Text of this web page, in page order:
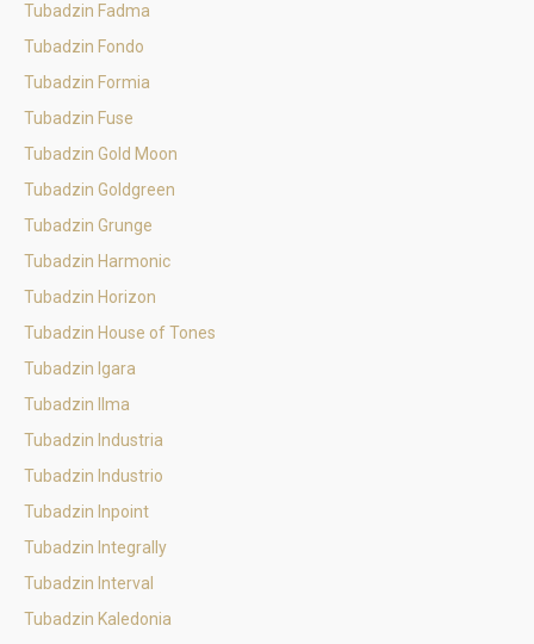
Tubadzin Fadma
Tubadzin Fondo
Tubadzin Formia
Tubadzin Fuse
Tubadzin Gold Moon
Tubadzin Goldgreen
Tubadzin Grunge
Tubadzin Harmonic
Tubadzin Horizon
Tubadzin House of Tones
Tubadzin Igara
Tubadzin Ilma
Tubadzin Industria
Tubadzin Industrio
Tubadzin Inpoint
Tubadzin Integrally
Tubadzin Interval
Tubadzin Kaledonia